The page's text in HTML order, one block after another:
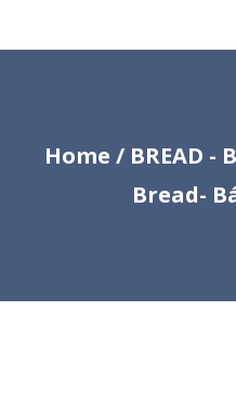
Home / BREAD -
Bread-